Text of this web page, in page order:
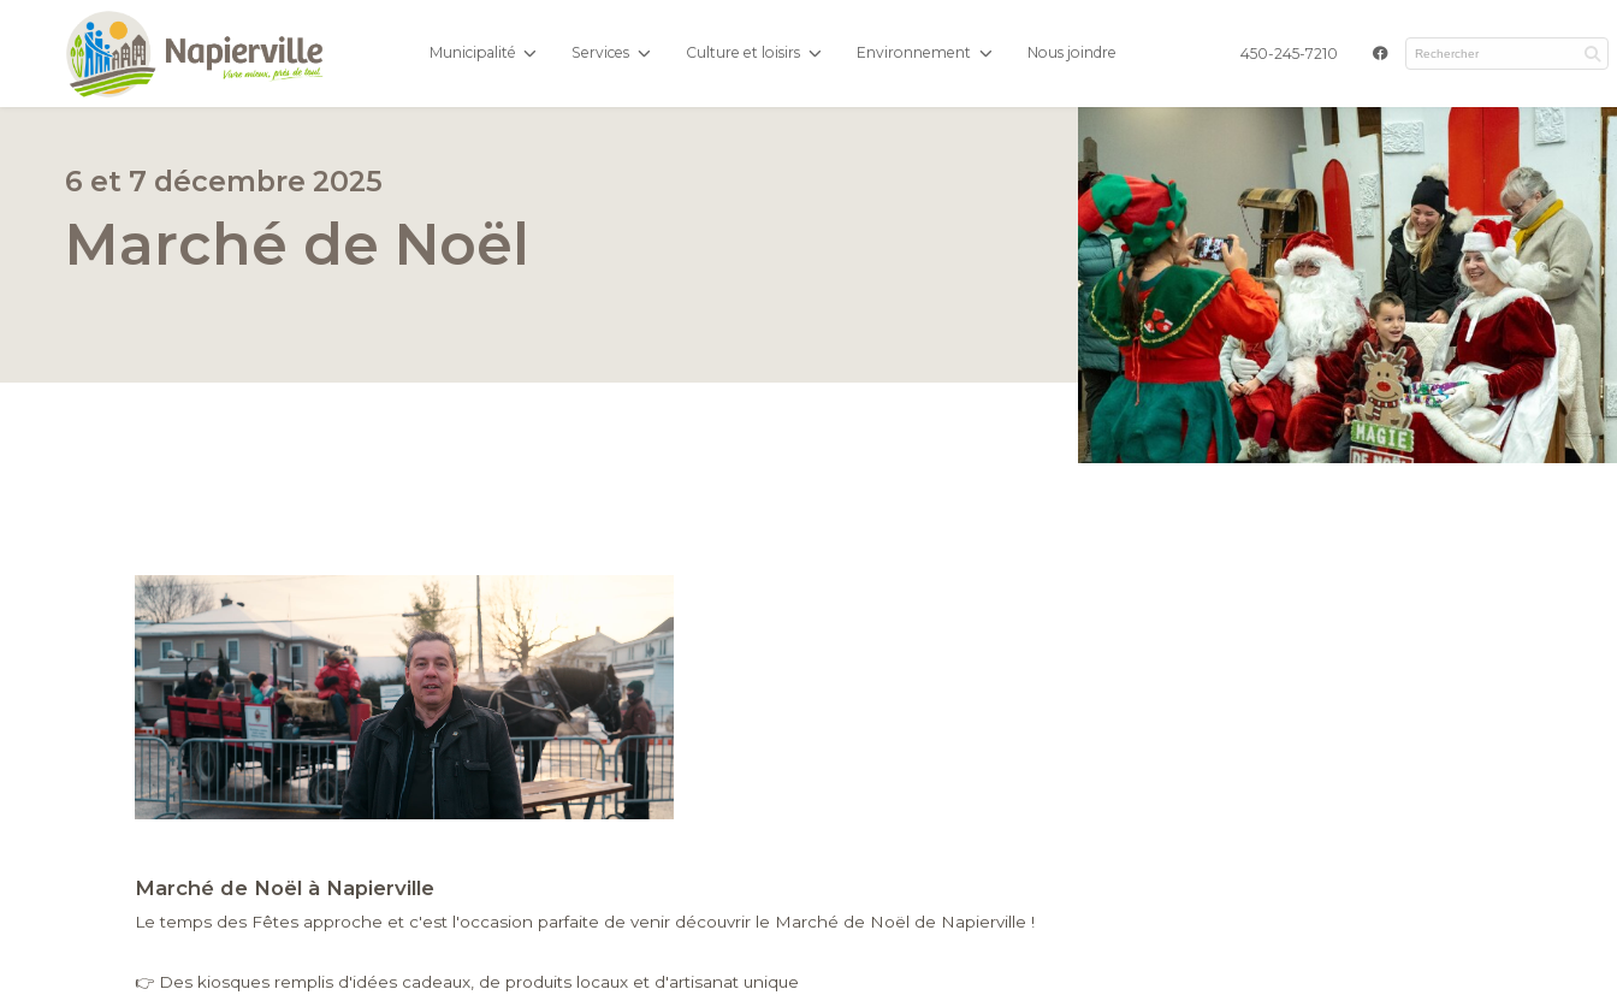
Municipalité Services Culture et loisirs Environnement Nous joindre 450-245-7210
6 et 7 décembre 2025
Marché de Noël
Marché de Noël à Napierville
Le temps des Fêtes approche et c'est l'occasion parfaite de venir découvrir le Marché de Noël de Napierville !
👉 Des kiosques remplis d'idées cadeaux, de produits locaux et d'artisanat unique